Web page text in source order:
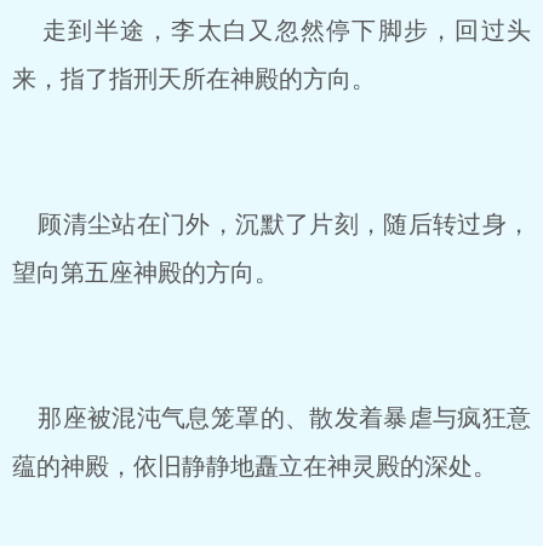
走到半途，李太白又忽然停下脚步，回过头
来，指了指刑天所在神殿的方向。
顾清尘站在门外，沉默了片刻，随后转过身，
望向第五座神殿的方向。
那座被混沌气息笼罩的、散发着暴虐与疯狂意
蕴的神殿，依旧静静地矗立在神灵殿的深处。